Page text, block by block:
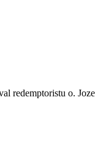
redemptoristu o.